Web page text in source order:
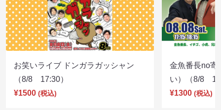
お笑いライブ ドンガラガッシャン
（8/8 17:30）
¥1500 (税込)
金魚番長no寄
い）（8/8
¥1300 (税込)